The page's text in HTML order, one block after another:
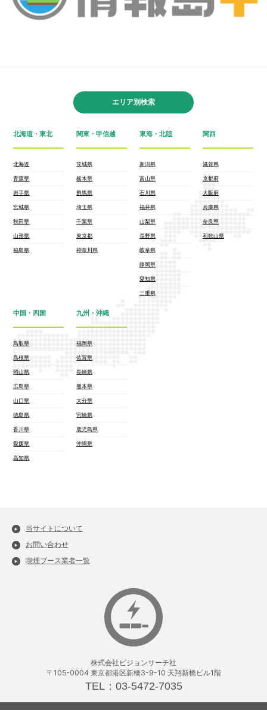
エリア別検索
北海道・東北
北海道
青森県
岩手県
宮城県
秋田県
山形県
福島県
関東・甲信越
茨城県
栃木県
群馬県
埼玉県
千葉県
東京都
神奈川県
東海・北陸
新潟県
富山県
石川県
福井県
山梨県
長野県
岐阜県
静岡県
愛知県
三重県
関西
滋賀県
京都府
大阪府
兵庫県
奈良県
和歌山県
中国・四国
鳥取県
島根県
岡山県
広島県
山口県
徳島県
香川県
愛媛県
高知県
九州・沖縄
福岡県
佐賀県
長崎県
熊本県
大分県
宮崎県
鹿児島県
沖縄県
当サイトについて
お問い合わせ
喫煙ブース業者一覧
株式会社ビジョンサーチ社
〒105-0004 東京都港区新橋3-9-10 天翔新橋ビル1階
TEL：03-5472-7035